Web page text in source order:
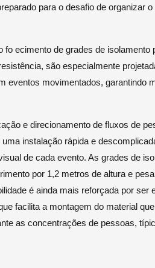
para o desafio de organizar
ecimento de grades de isolamento
são especialmente
eventos movimentados, garantindo
e direcionamento de fluxos de
instalação rápida e
de cada evento. As grades de
por 1,2 metros de altura e
é ainda mais reforçada por ser
facilita a montagem do material
as concentrações de pessoas,